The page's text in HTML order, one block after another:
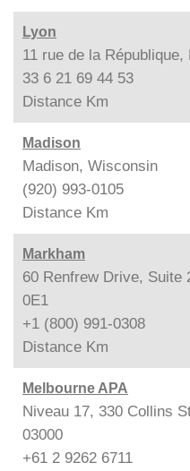
Lyon
11 rue de la République,
33 6 21 69 44 53
Distance Km
Madison
Madison, Wisconsin
(920) 993-0105
Distance Km
Markham
60 Renfrew Drive, Suite
0E1
+1 (800) 991-0308
Distance Km
Melbourne APA
Niveau 17, 330 Collins
03000
+61 2 9262 6711